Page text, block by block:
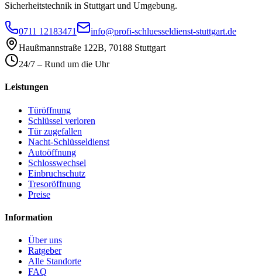
Sicherheitstechnik in Stuttgart und Umgebung.
0711 12183471
info@profi-schluesseldienst-stuttgart.de
Haußmannstraße 122B, 70188 Stuttgart
24/7 – Rund um die Uhr
Leistungen
Türöffnung
Schlüssel verloren
Tür zugefallen
Nacht-Schlüsseldienst
Autoöffnung
Schlosswechsel
Einbruchschutz
Tresoröffnung
Preise
Information
Über uns
Ratgeber
Alle Standorte
FAQ